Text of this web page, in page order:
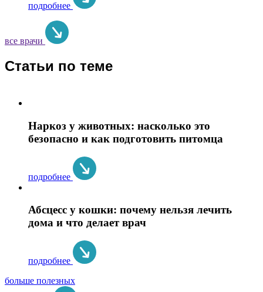
подробнее
все врачи
Статьи по теме
Наркоз у животных: насколько это
безопасно и как подготовить питомца
подробнее
Абсцесс у кошки: почему нельзя лечить
дома и что делает врач
подробнее
больше полезных